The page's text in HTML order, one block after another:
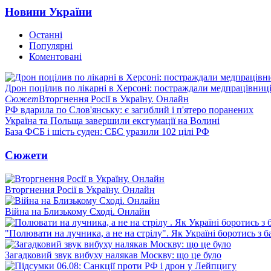
Новини України
Останні
Популярні
Коментовані
Дрон поцілив по лікарні в Херсоні: постраждали медпрацівниці
СюжетВторгнення Росії в Україну. Онлайн
РФ вдарила по Слов'янську: є загиблий і п'ятеро поранених
Україна та Польща завершили ексгумації на Волині
База ФСБ і шість суден: СБС уразили 102 цілі РФ
Сюжети
Вторгнення Росії в Україну. Онлайн
Війна на Близькому Сході. Онлайн
"Полювати на лучника, а не на стрілу". Як Україні боротись з
Загадковий звук вибуху налякав Москву: що це було